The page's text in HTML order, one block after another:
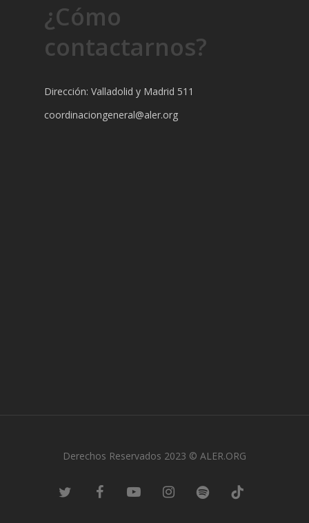
¿Cómo
contactarnos?
Dirección: Valladolid y Madrid 511
coordinaciongeneral@aler.org
Derechos Reservados 2023 © ALER.ORG